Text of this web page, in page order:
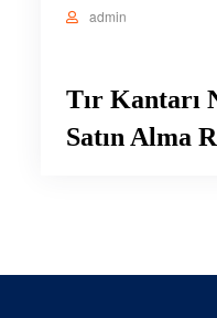
admin
Tır Kantarı
Satın Alma